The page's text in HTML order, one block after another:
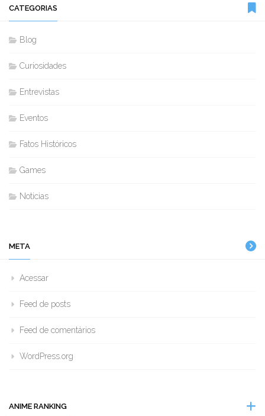
CATEGORIAS
Blog
Curiosidades
Entrevistas
Eventos
Fatos Históricos
Games
Noticias
META
Acessar
Feed de posts
Feed de comentários
WordPress.org
ANIME RANKING